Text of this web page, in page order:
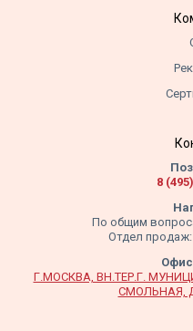
8
По общим
Отдел продаж:
Г.МОСКВА, ВН.ТЕР.Г.
СМОЛЬНАЯ,